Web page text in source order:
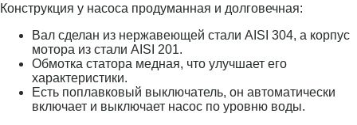
Конструкция у насоса продуманная и долговечная:
Вал сделан из нержавеющей стали AISI 304, а корпус
мотора из стали AISI 201.
Обмотка статора медная, что улучшает его
характеристики.
Есть поплавковый выключатель, он автоматически
включает и выключает насос по уровню воды.